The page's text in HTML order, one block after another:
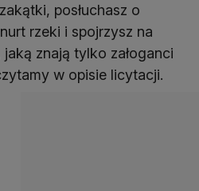
posłuchasz o
rzeki i spojrzysz na
znają tylko załoganci
w opisie licytacji.